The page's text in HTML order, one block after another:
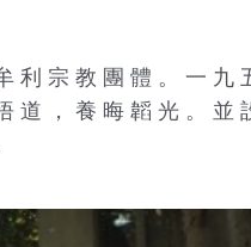
利 宗 教 團 體 。 一 九
道 ， 養 晦 韜 光 。 並